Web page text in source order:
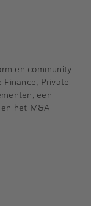
en community
Private
een
het M&A